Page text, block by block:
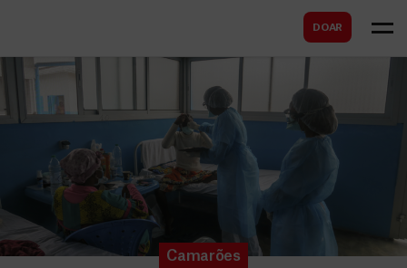
DOAR
r
Camarões
c
a